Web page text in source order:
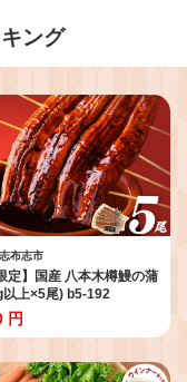
ング
布志市
定】国産 八本木樽鰻の蒲
上×5尾) b5-192
円